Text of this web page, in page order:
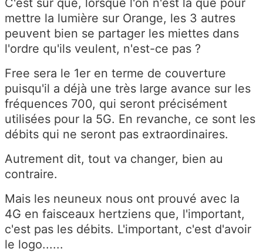
mettre la lumière sur Orange, les 3 autres
peuvent bien se partager les miettes dans
l'ordre qu'ils veulent, n'est-ce pas ?
Free sera le 1er en terme de couverture
puisqu'il a déjà une très large avance sur les
fréquences 700, qui seront précisément
utilisées pour la 5G. En revanche, ce sont les
débits qui ne seront pas extraordinaires.
Autrement dit, tout va changer, bien au
contraire.
Mais les neuneux nous ont prouvé avec la
4G en faisceaux hertziens que, l'important,
c'est pas les débits. L'important, c'est d'avoir
le logo......